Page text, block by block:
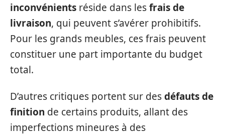
inconvénients réside dans lesfrais de
livraison, qui peuvent s’avérer prohibitifs.
Pour les grands meubles, ces frais peuvent
constituer une part importante du budget
total.
D’autres critiques portent sur desdéfauts de
finition de certains produits, allant des
imperfections mineures à des